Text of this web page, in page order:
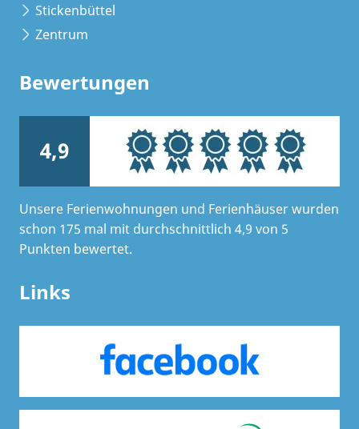
Stickenbüttel
Zentrum
Bewertungen
4,9
Unsere Ferienwohnungen und Ferienhäuser wurden
schon 175 mal mit durchschnittlich 4,9 von 5
Punkten bewertet.
Links